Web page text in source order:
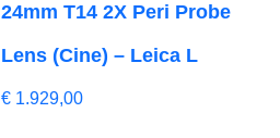
24mm T14 2X Peri Probe
Lens (Cine) – Leica L
€ 1.929,00